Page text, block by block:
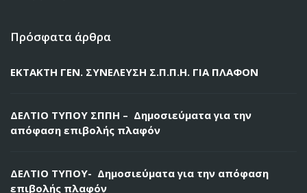
Πρόσφατα άρθρα
ΕΚΤΑΚΤΗ ΓΕΝ. ΣΥΝΕΛΕΥΣΗ Σ.Π.Π.Η. ΓΙΑ ΠΛΑΦΟΝ
ΔΕΛΤΙΟ ΤΥΠΟΥ ΣΠΠΗ – Δημοσιεύματα για την
απόφαση επιβολής πλαφόν
ΔΕΛΤΙΟ ΤΥΠΟΥ- Δημοσιεύματα για την απόφαση
επιβολής πλαφόν